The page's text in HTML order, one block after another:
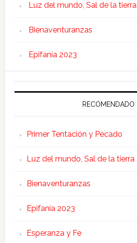
Luz del mundo, Sal de la tierra
Bienaventuranzas
Epifanía 2023
RECOMENDADO
Primer Tentación y Pecado
Luz del mundo, Sal de la tierra
Bienaventuranzas
Epifanía 2023
Esperanza y Fe